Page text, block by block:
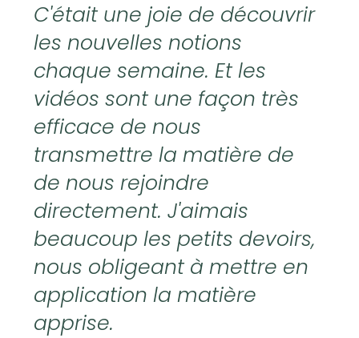
C'était une joie de découvrir
les nouvelles notions
chaque semaine. Et les
vidéos sont une façon très
efficace de nous
transmettre la matière de
de nous rejoindre
directement. J'aimais
beaucoup les petits devoirs,
nous obligeant à mettre en
application la matière
apprise.